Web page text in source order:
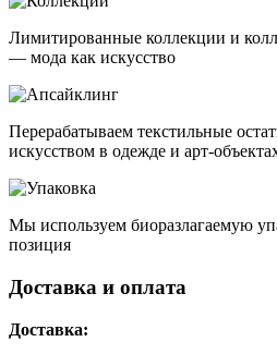
Лимитированные коллекции и
— мода как искусство
Перерабатываем текстильные
искусством в одежде и арт-
Мы используем биоразлагаемую
позиция
Доставка и оплата
Доставка: